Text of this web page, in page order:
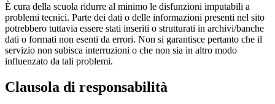
È cura della scuola ridurre al minimo le disfunzioni imputabili a
problemi tecnici. Parte dei dati o delle informazioni presenti nel sito
potrebbero tuttavia essere stati inseriti o strutturati in archivi/banche
dati o formati non esenti da errori. Non si garantisce pertanto che il
servizio non subisca interruzioni o che non sia in altro modo
influenzato da tali problemi.
Clausola di responsabilità